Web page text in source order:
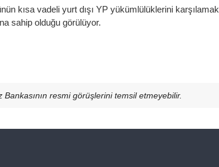
kısa vadeli yurt dışı YP yükümlülüklerini karşılamak
sahip olduğu görülüyor.
resmi görüşlerini temsil etmeyebilir.